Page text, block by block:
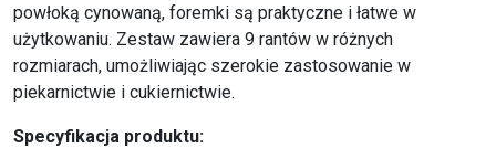
powłoką cynowaną, foremki są praktyczne i łatwe w
użytkowaniu. Zestaw zawiera 9 rantów w różnych
rozmiarach, umożliwiając szerokie zastosowanie w
piekarnictwie i cukiernictwie.
Specyfikacja produktu: